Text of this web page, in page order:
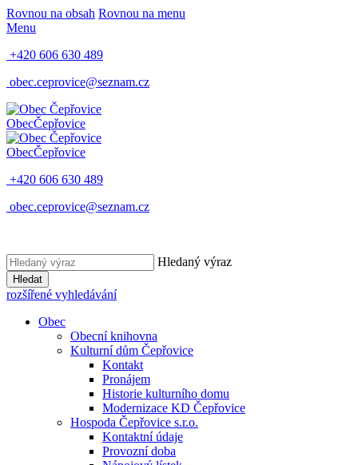
Rovnou na obsah Rovnou na menu
Menu
+420 606 630 489
obec.ceprovice@seznam.cz
ObecČepřovice
ObecČepřovice
+420 606 630 489
obec.ceprovice@seznam.cz
Hledaný výraz
Hledat
rozšířené vyhledávání
Obec
Obecní knihovna
Kulturní dům Čepřovice
Kontakt
Pronájem
Historie kulturního domu
Modernizace KD Čepřovice
Hospoda Čepřovice s.r.o.
Kontaktní údaje
Provozní doba